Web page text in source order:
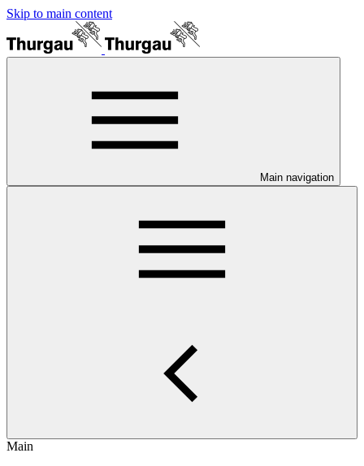
Skip to main content
Main navigation
Main